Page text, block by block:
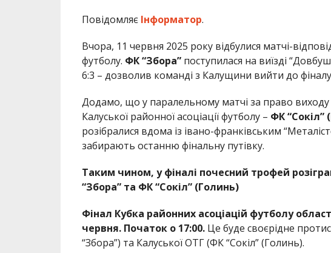
Повідомляє Інформатор.
Вчора, 11 червня 2025 року відбулися матчі-
футболу. ФК “Збора”поступилася на виїзді
6:3 – дозволив команді з Калущини вийти до
Додамо, що у паралельному матчі за право
Калуської районної асоціації футболу – ФК “Сокіл”
розібралися вдома із івано-франківським
забирають останню фінальну путівку.
Таким чином, у фіналі почесний трофей
“Збора” та ФК “Сокіл” (Голинь)
Фінал Кубка районних асоціацій футболу
червня. Початок о 17:00.Це буде своєрідне
“Збора”) та Калуської ОТГ (ФК “Сокіл” (Голинь).